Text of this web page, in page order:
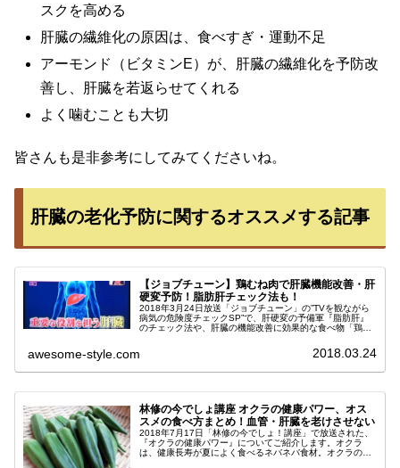
スクを高める
肝臓の繊維化の原因は、食べすぎ・運動不足
アーモンド（ビタミンE）が、肝臓の繊維化を予防改
善し、肝臓を若返らせてくれる
よく噛むことも大切
皆さんも是非参考にしてみてくださいね。
肝臓の老化予防に関するオススメする記事
【ジョブチューン】鶏むね肉で肝臓機能改善・肝
硬変予防！脂肪肝チェック法も！
2018年3月24日放送「ジョブチューン」の”TVを観ながら
病気の危険度チェックSP”で、肝硬変の予備軍『脂肪肝』
のチェック法や、肝臓の機能改善に効果的な食べ物「鶏む
awesome-style.com 2018.03.24
林修の今でしょ講座 オクラの健康パワー、オス
スメの食べ方まとめ！血管・肝臓を老けさせない
2018年7月17日「林修の今でしょ！講座」で放送された、
『オクラの健康パワー』についてご紹介します。オクラ
は、健康長寿が夏によく食べるネバネバ食材。オクラのネ